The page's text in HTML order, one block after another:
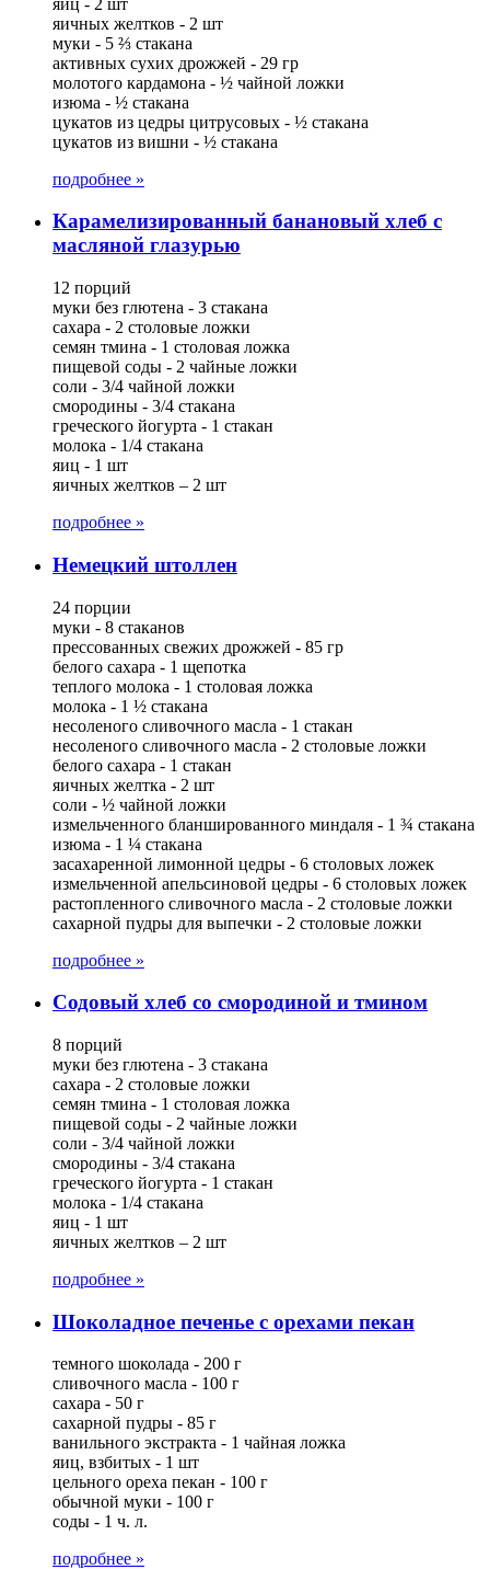
яичных желтков - 2 шт
муки - 5 ⅔ стакана
активных сухих дрожжей - 29 гр
молотого кардамона - ½ чайной ложки
изюма - ½ стакана
цукатов из цедры цитрусовых - ½ стакана
цукатов из вишни - ½ стакана
подробнее »
Карамелизированный банановый хлеб с
масляной глазурью
12 порций
муки без глютена - 3 стакана
сахара - 2 столовые ложки
семян тмина - 1 столовая ложка
пищевой соды - 2 чайные ложки
соли - 3/4 чайной ложки
смородины - 3/4 стакана
греческого йогурта - 1 стакан
молока - 1/4 стакана
яиц - 1 шт
яичных желтков – 2 шт
подробнее »
Немецкий штоллен
24 порции
муки - 8 стаканов
прессованных свежих дрожжей - 85 гр
белого сахара - 1 щепотка
теплого молока - 1 столовая ложка
молока - 1 ½ стакана
несоленого сливочного масла - 1 стакан
несоленого сливочного масла - 2 столовые ложки
белого сахара - 1 стакан
яичных желтка - 2 шт
соли - ½ чайной ложки
измельченного бланшированного миндаля - 1 ¾ стакана
изюма - 1 ¼ стакана
засахаренной лимонной цедры - 6 столовых ложек
измельченной апельсиновой цедры - 6 столовых ложек
растопленного сливочного масла - 2 столовые ложки
сахарной пудры для выпечки - 2 столовые ложки
подробнее »
Содовый хлеб со смородиной и тмином
8 порций
муки без глютена - 3 стакана
сахара - 2 столовые ложки
семян тмина - 1 столовая ложка
пищевой соды - 2 чайные ложки
соли - 3/4 чайной ложки
смородины - 3/4 стакана
греческого йогурта - 1 стакан
молока - 1/4 стакана
яиц - 1 шт
яичных желтков – 2 шт
подробнее »
Шоколадное печенье с орехами пекан
темного шоколада - 200 г
сливочного масла - 100 г
сахара - 50 г
сахарной пудры - 85 г
ванильного экстракта - 1 чайная ложка
яиц, взбитых - 1 шт
цельного ореха пекан - 100 г
обычной муки - 100 г
соды - 1 ч. л.
подробнее »